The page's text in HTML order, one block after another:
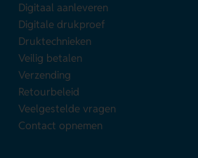
Digitaal aanleveren
Digitale drukproef
Druktechnieken
Veilig betalen
Verzending
Retourbeleid
Veelgestelde vragen
Contact opnemen